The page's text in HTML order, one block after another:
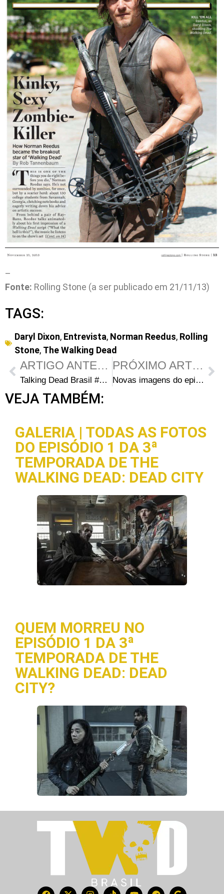
–
Fonte: Rolling Stone (a ser publicado em 21/11/13)
TAGS:
Daryl Dixon, Entrevista, Norman Reedus, Rolling
Stone, The Walking Dead
ARTIGO ANTERIOR
Talking Dead Brasil #13 – Adam Savage e Breckin Meyer
PRÓXIMO ARTIGO
Novas imagens do episódio S04E06 “Live Bait”: Quem será a “Isca Viva” para esses zumbis?
VEJA TAMBÉM:
GALERIA | TODAS AS FOTOS
DO EPISÓDIO 1 DA 3ª
TEMPORADA DE THE
WALKING DEAD: DEAD CITY
QUEM MORREU NO
EPISÓDIO 1 DA 3ª
TEMPORADA DE THE
WALKING DEAD: DEAD
CITY?